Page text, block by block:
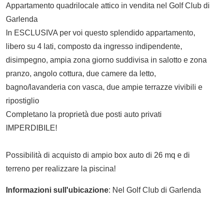
Appartamento quadrilocale attico in vendita nel Golf Club di
Garlenda
In ESCLUSIVA per voi questo splendido appartamento,
libero su 4 lati, composto da ingresso indipendente,
disimpegno, ampia zona giorno suddivisa in salotto e zona
pranzo, angolo cottura, due camere da letto,
bagno/lavanderia con vasca, due ampie terrazze vivibili e
ripostiglio
Completano la proprietà due posti auto privati
IMPERDIBILE!
Possibilità di acquisto di ampio box auto di 26 mq e di
terreno per realizzare la piscina!
Informazioni sull'ubicazione: Nel Golf Club di Garlenda